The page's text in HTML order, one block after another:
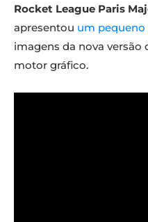
Rocket League Paris
apresentou um pequeno
imagens da nova
motor gráfico.